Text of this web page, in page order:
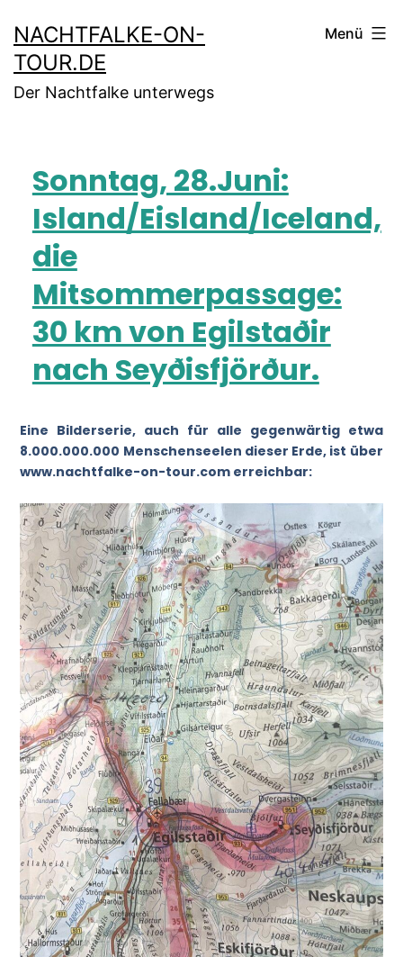
NACHTFALKE-ON-
TOUR.DE
Der Nachtfalke unterwegs
Menü
Sonntag, 28.Juni:
Island/Eisland/Iceland,
die
Mitsommerpassage:
30 km von Egilstaðir
nach Seyðisfjörður.
Eine Bilderserie, auch für alle gegenwärtig etwa
8.000.000.000 Menschenseelen dieser Erde, ist über
www.nachtfalke-on-tour.com erreichbar: